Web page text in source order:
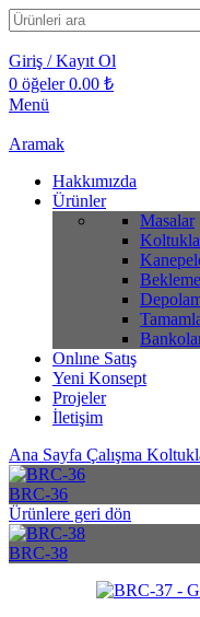
Giriş / Kayıt Ol
0 öğeler 0.00 ₺
Menü
Aramak
Hakkımızda
Ürünler
Masalar
Onlıne Satış
Yeni Konsept
Projeler
İletişim
Ana Sayfa Çalışma
BRC-36
Ürünlere geri dön
BRC-38